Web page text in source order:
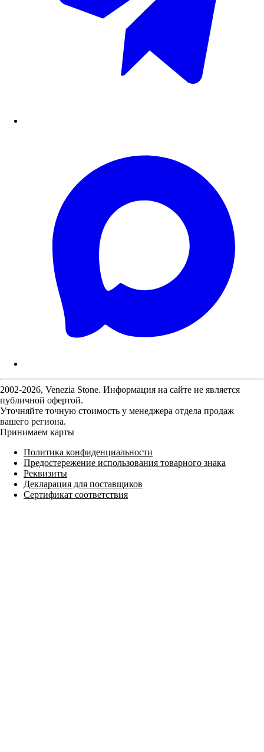
2002-2026, Venezia Stone. Информация на сайте не является
публичной офертой.
Уточняйте точную стоимость у менеджера отдела продаж
вашего региона.
Принимаем карты
Политика конфиденциальности
Предостережение использования товарного знака
Реквизиты
Декларация для поставщиков
Сертификат соответствия